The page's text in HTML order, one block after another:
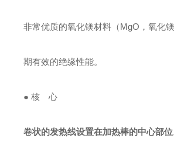
非常优质的氧化镁材料（MgO，氧化
期有效的绝缘性能。
● 核 心
卷状的发热线设置在加热棒的中心部